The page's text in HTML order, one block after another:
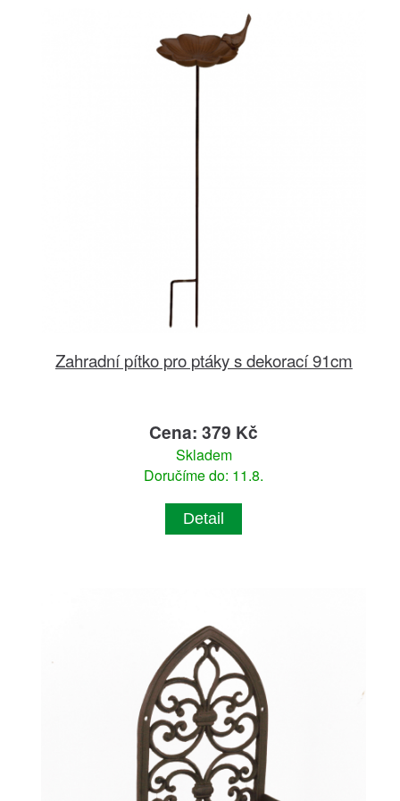
Zahradní pítko pro ptáky s dekorací 91cm
Cena: 379 Kč
Skladem
Doručíme do: 11.8.
Detail